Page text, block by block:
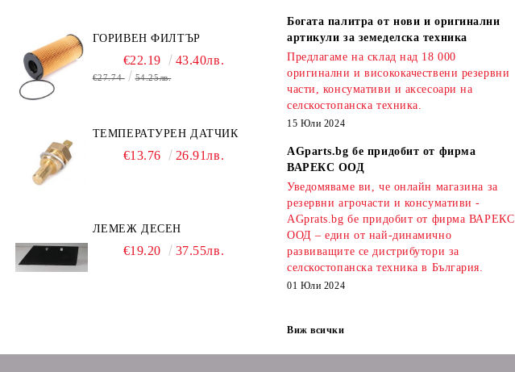
ГОРИВЕН ФИЛТЪР
€22.19 43.40лв.
€27.74 54.25лв.
ТЕМПЕРАТУРЕН ДАТЧИК
€13.76 26.91лв.
ЛЕМЕЖ ДЕСЕН
€19.20 37.55лв.
Богата палитра от нови и оригинални
артикули за земеделска техника
Предлагаме на склад над 18 000
оригинални и висококачествени резервни
части, консумативи и аксесоари на
селскостопанска техника.
15 Юли 2024
AGparts.bg бе придобит от фирма
ВАРЕКС ООД
Уведомяваме ви, че онлайн магазина за
резервни агрочасти и консумативи -
AGprats.bg бе придобит от фирма ВАРЕКС
ООД – един от най-динамично
развиващите се дистрибутори за
селскостопанска техника в България.
01 Юли 2024
Виж всички